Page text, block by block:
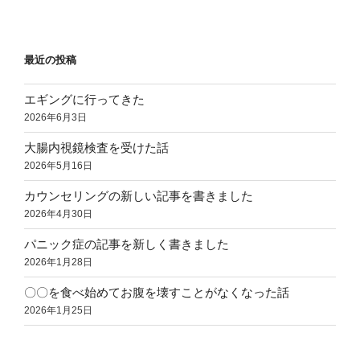
最近の投稿
エギングに行ってきた
2026年6月3日
大腸内視鏡検査を受けた話
2026年5月16日
カウンセリングの新しい記事を書きました
2026年4月30日
パニック症の記事を新しく書きました
2026年1月28日
〇〇を食べ始めてお腹を壊すことがなくなった話
2026年1月25日